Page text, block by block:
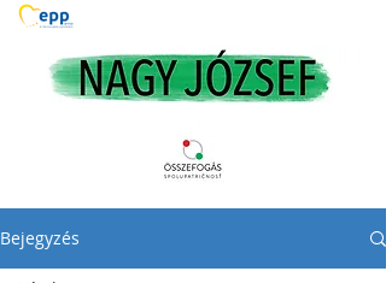
Bejegyzés